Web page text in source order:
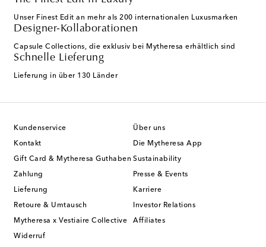
Unser Finest Edit an mehr als 200 internationalen Luxusmarken
Designer-Kollaborationen
Capsule Collections, die exklusiv bei Mytheresa erhältlich sind
Schnelle Lieferung
Lieferung in über 130 Länder
Kundenservice
Kontakt
Gift Card & Mytheresa Guthaben
Zahlung
Lieferung
Retoure & Umtausch
Mytheresa x Vestiaire Collective
Widerruf
Über uns
Die Mytheresa App
Sustainability
Presse & Events
Karriere
Investor Relations
Affiliates